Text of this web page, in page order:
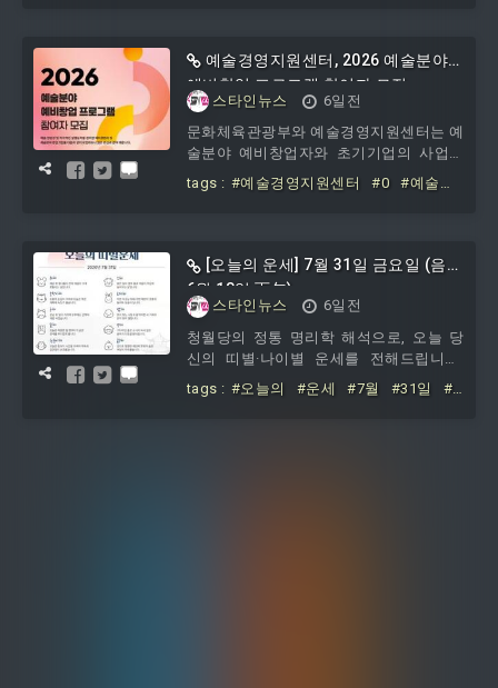
식습관 교육 프로그램이다. 대상자가 과일
을 자연스럽게 받아들이도록 ▲1단계 애
착 형성 ▲2단계 간접 노출 ▲3단계 소극
적 노출 ▲4단계 직접 노출 과정으로 구성
됐다. 과일로 작품을 표현하고 직접 시식
까지 이어지는 체계적인 활동을 통해 편식
개선을 유도한다.
예술경영지원센터, 2026 예술분야
예비창업 프로그램 참여자 모집
스타인뉴스
6일전
문화체육관광부와 예술경영지원센터는 예
술분야 예비창업자와 초기기업의 사업역
량 강화를 지원하는 ‘2026 예술분야 예비
창업 프로그램’ 참여자를 오는 8월 10일 오
예비창업자부터 극초기 기업을 대상으로
역량 강화를 위한 맞춤형 보육을 제공하
고, 수립한 비즈니스 모델을 실제 고객과
시장에서 검증하며 시행착오를 최소화할
수 있도록 지원한다.신청 대상은 공고일
기준
tags : #예술경영지원센터 #0
#예술분
[오늘의 운세] 7월 31일 금요일 (음력
6월 18일 丙午)
스타인뉴스
6일전
청월당의 정통 명리학 해석으로, 오늘 당
신의 띠별·나이별 운세를 전해드립니다.
예상 밖 말다툼이 번져 마음이 크게 흔들
리는 날입니다.48년생: 묵힌 서류를 정리
tags : #오늘의 #운세 #7월 #31일
#